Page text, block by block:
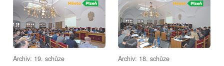
Archiv: 19. schůze
Archiv: 18. schůze